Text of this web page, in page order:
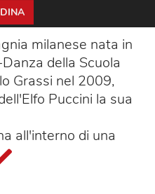
milanese nata in
della Scuola
Grassi nel 2009,
Puccini la sua
all'interno di una
Cosa fa? Chi è?